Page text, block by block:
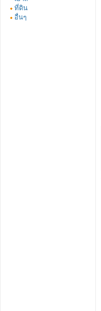
ที่ดิน
อื่นๆ